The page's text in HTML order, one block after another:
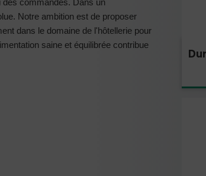
commandes. Dans un
Notre ambition est de proposer
dans le domaine de l'hôtellerie pour
saine et équilibrée contribue